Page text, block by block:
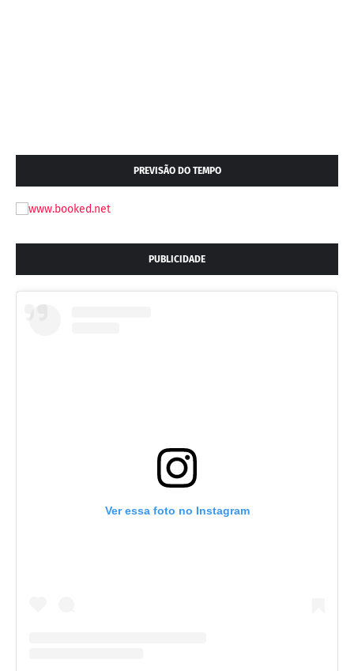
PREVISÃO DO TEMPO
PUBLICIDADE
Ver essa foto no Instagram